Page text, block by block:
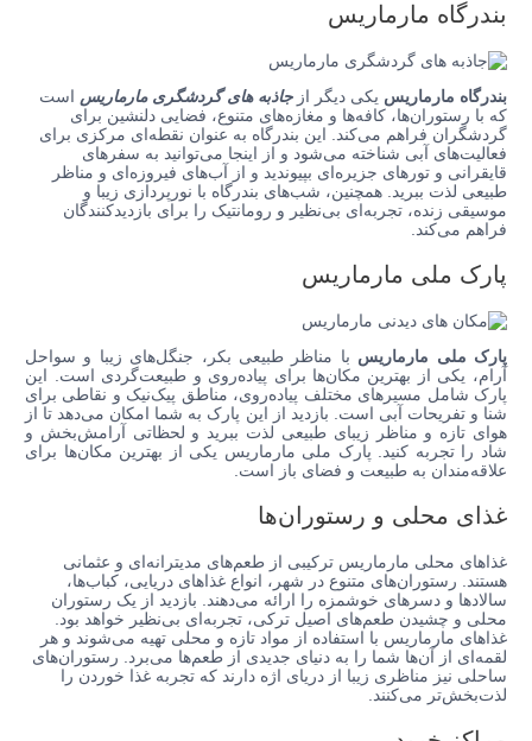
بندرگاه مارماریس
بندرگاه مارماریس یکی دیگر ازجاذبه های گردشگری مارماریس است
که با رستوران‌ها، کافه‌ها و مغازه‌های متنوع، فضایی دلنشین برای
گردشگران فراهم می‌کند. این بندرگاه به عنوان نقطه‌ای مرکزی برای
فعالیت‌های آبی شناخته می‌شود و از اینجا می‌توانید به سفرهای
قایقرانی و تورهای جزیره‌ای بپیوندید و از آب‌های فیروزه‌ای و مناظر
طبیعی لذت ببرید. همچنین، شب‌های بندرگاه با نورپردازی زیبا و
موسیقی زنده، تجربه‌ای بی‌نظیر و رومانتیک را برای بازدیدکنندگان
فراهم می‌کند.
پارک ملی مارماریس
پارک ملی مارماریس با مناظر طبیعی بکر، جنگل‌های زیبا و سواحل
آرام، یکی از بهترین مکان‌ها برای پیاده‌روی و طبیعت‌گردی است. این
پارک شامل مسیرهای مختلف پیاده‌روی، مناطق پیک‌نیک و نقاطی برای
شنا و تفریحات آبی است. بازدید از این پارک به شما امکان می‌دهد تا از
هوای تازه و مناظر زیبای طبیعی لذت ببرید و لحظاتی آرامش‌بخش و
شاد را تجربه کنید. پارک ملی مارماریس یکی از بهترین مکان‌ها برای
علاقه‌مندان به طبیعت و فضای باز است.
غذای محلی و رستوران‌ها
غذاهای محلی مارماریس ترکیبی از طعم‌های مدیترانه‌ای و عثمانی
هستند. رستوران‌های متنوع در شهر، انواع غذاهای دریایی، کباب‌ها،
سالادها و دسرهای خوشمزه را ارائه می‌دهند. بازدید از یک رستوران
محلی و چشیدن طعم‌های اصیل ترکی، تجربه‌ای بی‌نظیر خواهد بود.
غذاهای مارماریس با استفاده از مواد تازه و محلی تهیه می‌شوند و هر
لقمه‌ای از آن‌ها شما را به دنیای جدیدی از طعم‌ها می‌برد. رستوران‌های
ساحلی نیز مناظری زیبا از دریای اژه دارند که تجربه غذا خوردن را
لذت‌بخش‌تر می‌کنند.